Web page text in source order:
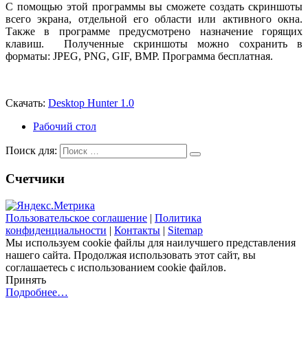
С помощью этой программы вы сможете создать скриншоты
всего экрана, отдельной его области или активного окна.
Также в программе предусмотрено назначение горящих
клавиш. Полученные скриншоты можно сохранить в
форматы: JPEG, PNG, GIF, BMP. Программа бесплатная.
Скачать: Desktop Hunter 1.0
Рабочий стол
Поиск для:
Счетчики
Пользовательское соглашение | Политика
конфиденциальности | Контакты | Sitemap
Мы используем cookie файлы для наилучшего представления
нашего сайта. Продолжая использовать этот сайт, вы
соглашаетесь с использованием cookie файлов.
Принять
Подробнее…